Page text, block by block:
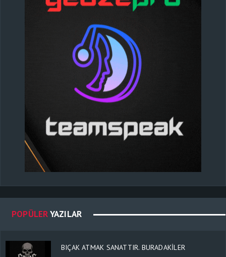
POPÜLERYAZILAR
BIÇAK ATMAK SANATTIR. BURADAKİLER